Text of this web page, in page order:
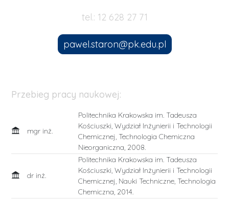
tel.: 12 628 27 71
pawel.staron@pk.edu.pl
Przebieg pracy naukowej:
mgr inż.
Politechnika Krakowska im. Tadeusza
Kościuszki, Wydział Inżynierii i Technologii
Chemicznej, Technologia Chemiczna
Nieorganiczna, 2008.
dr inż.
Politechnika Krakowska im. Tadeusza
Kościuszki, Wydział Inżynierii i Technologii
Chemicznej, Nauki Techniczne, Technologia
Chemiczna, 2014.